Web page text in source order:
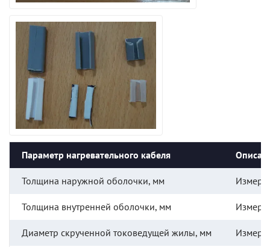
Параметр нагревательного кабеля
Толщина наружной оболочки, мм
Толщина внутренней оболочки, мм
Диаметр скрученной токоведущей жилы, мм